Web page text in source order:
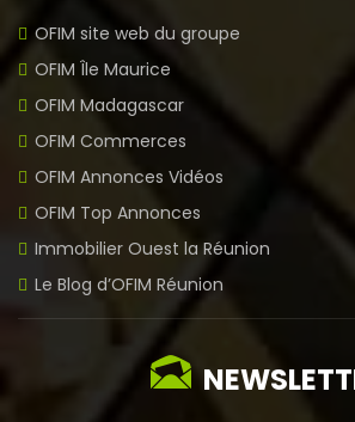
OFIM site web du groupe
OFIM Île Maurice
OFIM Madagascar
OFIM Commerces
OFIM Annonces Vidéos
OFIM Top Annonces
Immobilier Ouest la Réunion
Le Blog d’OFIM Réunion